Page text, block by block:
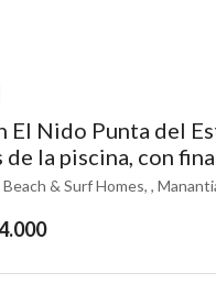
El Nido Punta del
de la piscina, con
Beach & Surf Homes, ,